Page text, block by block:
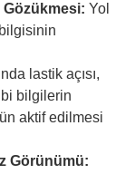
Gözükmesi: Yol
lastik açısı,
bilgilerin
aktif edilmesi
Görünümü: